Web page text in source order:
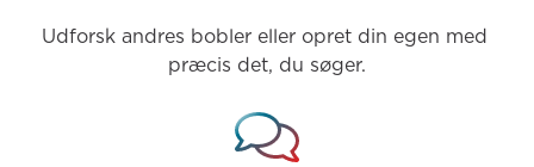
Udforsk andres bobler eller opret din egen med
præcis det, du søger.